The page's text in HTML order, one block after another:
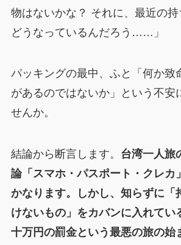
物はないかな？ それに、最近の
どうなっているんだろう……」
パッキングの最中、ふと「何か致
があるのではないか」という不安
せんか。
結論から断言します。 台湾一人旅
論「スマホ・パスポート・クレカ
かなります。しかし、知らずに「
けないもの」をカバンに入れてい
十万円の罰金という最悪の旅の始